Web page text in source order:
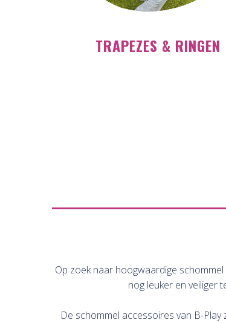
TRAPEZES & RINGEN
Op zoek naar hoogwaardige
nog leuker en veiliger
De schommel accessoires van B-